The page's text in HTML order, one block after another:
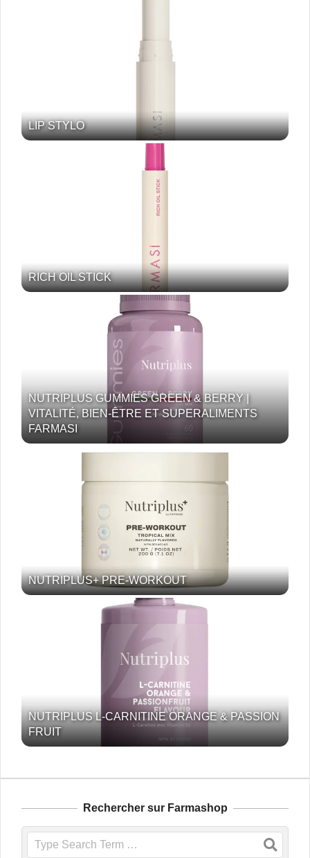
LIP STYLO
RICH OIL STICK
NUTRIPLUS GUMMIES GREEN & BERRY |
VITALITÉ, BIEN-ÊTRE ET SUPERALIMENTS
FARMASI
NUTRIPLUS+ PRE-WORKOUT
NUTRIPLUS L-CARNITINE ORANGE & PASSION
FRUIT
Rechercher sur Farmashop
Search